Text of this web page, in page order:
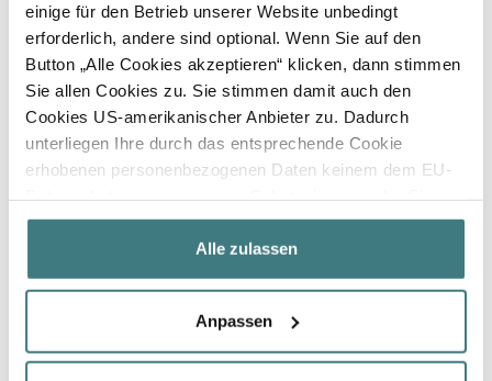
einige für den Betrieb unserer Website unbedingt
erforderlich, andere sind optional. Wenn Sie auf den
Button „Alle Cookies akzeptieren“ klicken, dann stimmen
Sie allen Cookies zu. Sie stimmen damit auch den
Cookies US-amerikanischer Anbieter zu. Dadurch
unterliegen Ihre durch das entsprechende Cookie
erhobenen personenbezogenen Daten keinem dem EU-
haben in diesem Fall nur eingeschränkte bis keine
datenschutzrechtlichen Rechte in den USA und
insbesondere kann auch die US-amerikanische
keinen oder nur einzelnen Cookies zustimmen möchten,
klicken Sie bitte auf „Individuelle Einstellungen“. Dort
Alle zulassen
Anpassen